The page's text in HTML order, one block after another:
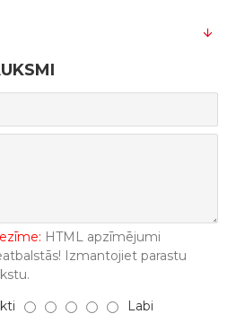
HTML apzīmējumi
Izmantojiet parastu
Labi